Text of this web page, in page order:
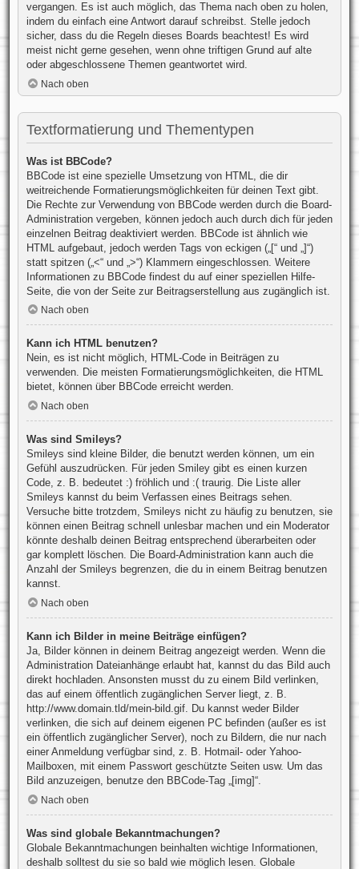
vergangen. Es ist auch möglich, das Thema nach oben zu holen,
indem du einfach eine Antwort darauf schreibst. Stelle jedoch
sicher, dass du die Regeln dieses Boards beachtest! Es wird
meist nicht gerne gesehen, wenn ohne triftigen Grund auf alte
oder abgeschlossene Themen geantwortet wird.
Nach oben
Textformatierung und Thementypen
Was ist BBCode?
BBCode ist eine spezielle Umsetzung von HTML, die dir
weitreichende Formatierungsmöglichkeiten für deinen Text gibt.
Die Rechte zur Verwendung von BBCode werden durch die Board-
Administration vergeben, können jedoch auch durch dich für jeden
einzelnen Beitrag deaktiviert werden. BBCode ist ähnlich wie
HTML aufgebaut, jedoch werden Tags von eckigen („[“ und „]“)
statt spitzen („<“ und „>“) Klammern eingeschlossen. Weitere
Informationen zu BBCode findest du auf einer speziellen Hilfe-
Seite, die von der Seite zur Beitragserstellung aus zugänglich ist.
Nach oben
Kann ich HTML benutzen?
Nein, es ist nicht möglich, HTML-Code in Beiträgen zu
verwenden. Die meisten Formatierungsmöglichkeiten, die HTML
bietet, können über BBCode erreicht werden.
Nach oben
Was sind Smileys?
Smileys sind kleine Bilder, die benutzt werden können, um ein
Gefühl auszudrücken. Für jeden Smiley gibt es einen kurzen
Code, z. B. bedeutet :) fröhlich und :( traurig. Die Liste aller
Smileys kannst du beim Verfassen eines Beitrags sehen.
Versuche bitte trotzdem, Smileys nicht zu häufig zu benutzen, sie
können einen Beitrag schnell unlesbar machen und ein Moderator
könnte deshalb deinen Beitrag entsprechend überarbeiten oder
gar komplett löschen. Die Board-Administration kann auch die
Anzahl der Smileys begrenzen, die du in einem Beitrag benutzen
kannst.
Nach oben
Kann ich Bilder in meine Beiträge einfügen?
Ja, Bilder können in deinem Beitrag angezeigt werden. Wenn die
Administration Dateianhänge erlaubt hat, kannst du das Bild auch
direkt hochladen. Ansonsten musst du zu einem Bild verlinken,
das auf einem öffentlich zugänglichen Server liegt, z. B.
http://www.domain.tld/mein-bild.gif. Du kannst weder Bilder
verlinken, die sich auf deinem eigenen PC befinden (außer es ist
ein öffentlich zugänglicher Server), noch zu Bildern, die nur nach
einer Anmeldung verfügbar sind, z. B. Hotmail- oder Yahoo-
Mailboxen, mit einem Passwort geschützte Seiten usw. Um das
Bild anzuzeigen, benutze den BBCode-Tag „[img]“.
Nach oben
Was sind globale Bekanntmachungen?
Globale Bekanntmachungen beinhalten wichtige Informationen,
deshalb solltest du sie so bald wie möglich lesen. Globale